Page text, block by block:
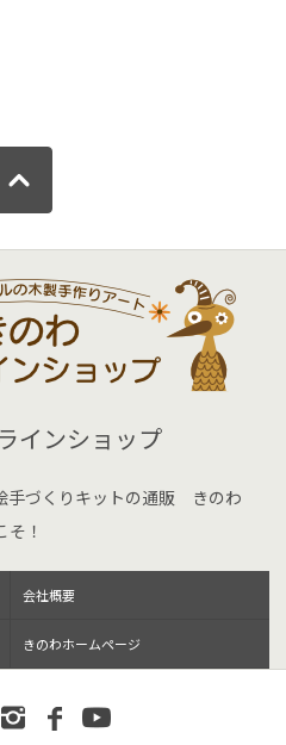
インショップ
手づくりキットの通販 きのわ
！
会社概要
きのわホームページ